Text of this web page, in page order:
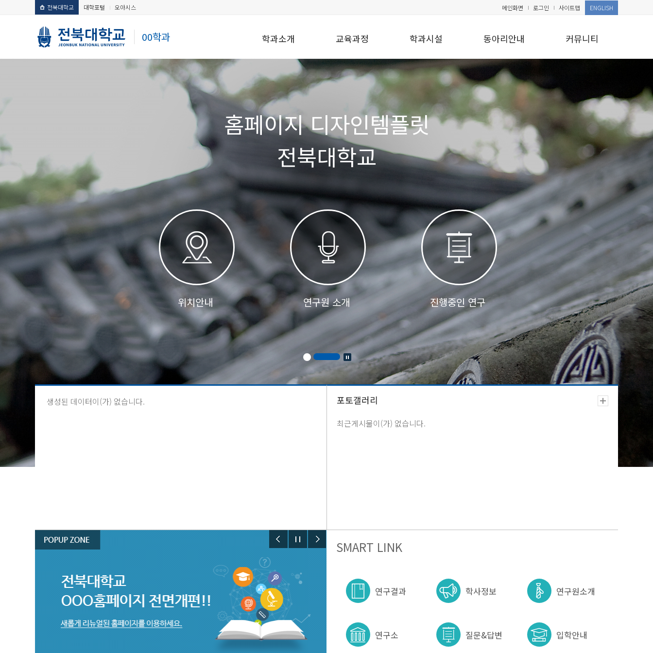
전북대학교 대학포털 오아시스
00학과
메인화면 로그인 사이트맵 ENGLISH
학과소개 교육과정 학과시설 동아리안내 커뮤니티
홈페이지 디자인템플릿
전북대학교
위치안내 연구원 소개 진행중인 연구
생성된 데이터이(가) 없습니다. 포토갤러리
최근게시물이(가) 없습니다.
SMART LINK
연구결과 학사정보 연구원소개
연구소 질문&답변 입학안내